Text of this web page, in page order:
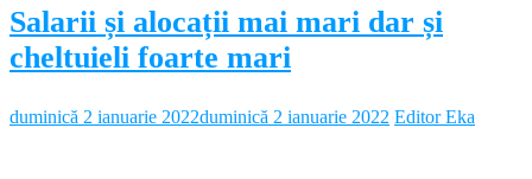
Salarii și alocații mai mari dar și
cheltuieli foarte mari
duminică 2 ianuarie 2022duminică 2 ianuarie 2022 Editor Eka